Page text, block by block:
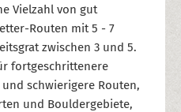
Vielzahl von gut
Routen mit 5 - 7
zwischen 3 und 5.
fortgeschrittenere
schwierigere Routen,
und Bouldergebiete,